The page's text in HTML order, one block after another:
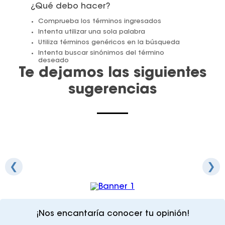
Juegos De Exterior
¿Qué debo hacer?
Comprueba los términos ingresados
Intenta utilizar una sola palabra
Utiliza términos genéricos en la búsqueda
Intenta buscar sinónimos del término
deseado
Te dejamos las siguientes
sugerencias
❮ ❯
¡Nos encantaría conocer tu opinión!